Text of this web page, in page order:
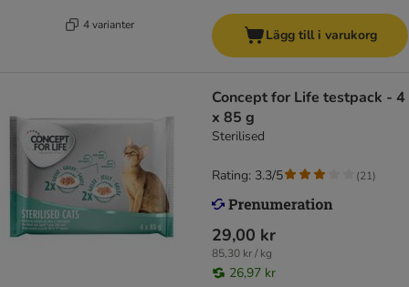
4 varianter
Lägg till i varukorg
Concept for Life testpack - 4
x 85 g
Sterilised
29,00 kr
85,30 kr / kg
26,97 kr
Rating: 3.3/5 (21)